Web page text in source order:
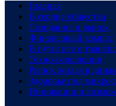
Главная
В сердце общества
Созидание и рынок
Финансовый компас
В пути: все о
Техно-революция
Рынок жилья в
Здоровье под
Инновации и